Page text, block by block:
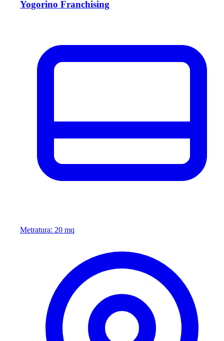
Yogorino Franchising
Metratura: 20 mq